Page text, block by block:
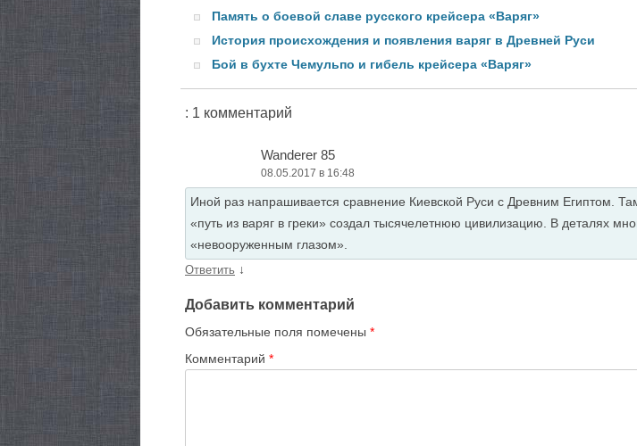
Память о боевой славе русского крейсера «Варяг»
История происхождения и появления варяг в Древней Руси
Бой в бухте Чемульпо и гибель крейсера «Варяг»
: 1 комментарий
Wanderer 85
08.05.2017 в 16:48
Иной раз напрашивается сравнение Киевской Руси с Древним Египтом.
«путь из варяг в греки» создал тысячелетнюю цивилизацию. В деталях
«невооруженным глазом».
Ответить ↓
Добавить комментарий
Обязательные поля помечены *
Комментарий *